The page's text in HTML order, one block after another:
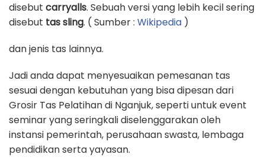
disebut carryalls. Sebuah versi yang lebih kecil sering
disebut tas sling. ( Sumber : Wikipedia )
dan jenis tas lainnya.
Jadi anda dapat menyesuaikan pemesanan tas
sesuai dengan kebutuhan yang bisa dipesan dari
Grosir Tas Pelatihan di Nganjuk, seperti untuk event
seminar yang seringkali diselenggarakan oleh
instansi pemerintah, perusahaan swasta, lembaga
pendidikan serta yayasan.